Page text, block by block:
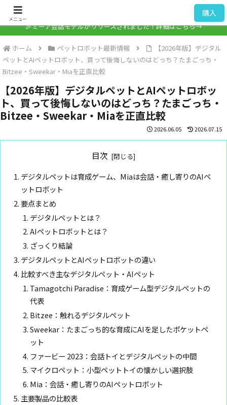
🎉ミーア会話モデルがリリースされました！詳細はこちら→
ホーム ペットロボット最新情報
【2026年版】デジタル
ペットとAIペットロボット、買って後悔しないのはどっち？たまごっち・
Bitzee・Sweekar・Miaを正直比較
【2026年版】デジタルペットとAIペットロボッ
ト、買って後悔しないのはどっち？たまごっち・
Bitzee・Sweekar・Miaを正直比較
2026.06.05 2026.07.15
目次
デジタルペットは育成ゲーム、Miaは会話・癒し寄りのAIペ
ットロボット
要点まとめ
デジタルペットとは？
AIペットロボットとは？
ざっくり結論
デジタルペットとAIペットロボットの違い
比較すべき主なデジタルペット・AIペット
Tamagotchi Paradise：育成ゲーム型デジタルペットの
代表
Bitzee：触れるデジタルペット
Sweekar：たまごっち的な育成にAIを足したポケットペ
ット
ファービー 2023：会話トイとデジタルペットの中間
マイクロペット：小型ペットトイの懐かしい選択肢
Mia：会話・癒し寄りのAIペットロボット
主要製品の比較表
メニュー
購入